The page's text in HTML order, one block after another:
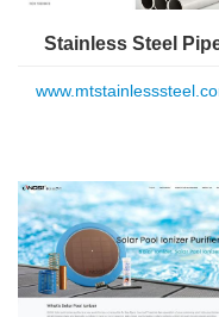
Stainless Steel